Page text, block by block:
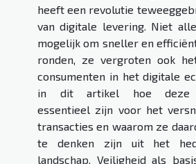
heeft een revolutie
van digitale levering. Niet
mogelijk om sneller en
ronden, ze vergroten ook
consumenten in het digitale
in dit artikel hoe deze
essentieel zijn voor het
transacties en waarom ze
te denken zijn uit het
landschap. Veiligheid als